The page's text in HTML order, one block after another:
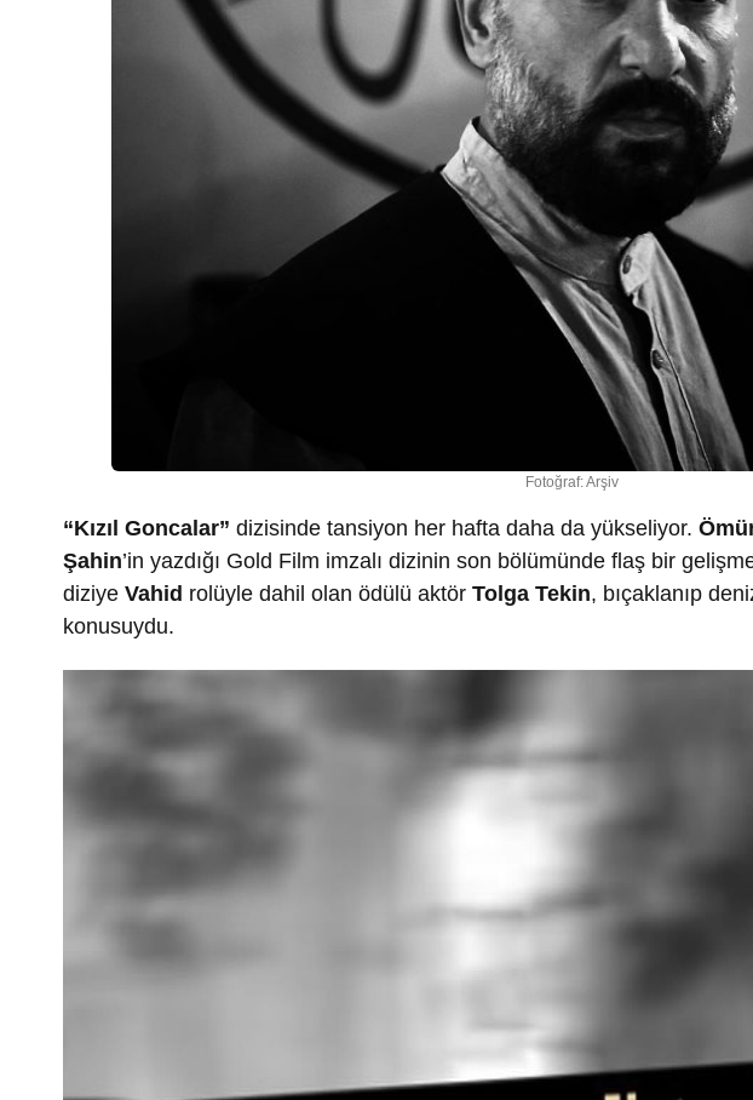
Fotoğraf: Arşiv
“Kızıl Goncalar” dizisinde tansiyon her hafta daha da yükseliyor.
Şahin’in yazdığı Gold Film imzalı dizinin son bölümünde flaş bir
diziye Vahid rolüyle dahil olan ödülü aktör Tolga Tekin, bıçaklanıp
konusuydu.